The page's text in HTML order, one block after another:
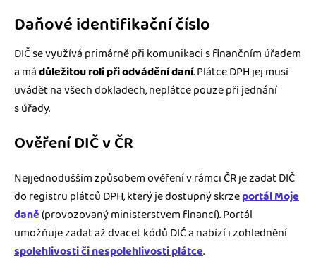
Daňové identifikační číslo
DIČ se využívá primárně při komunikaci s finančním úřadem
a mádůležitou roli při odvádění daní. Plátce DPH jej musí
uvádět na všech dokladech, neplátce pouze při jednání
s úřady.
Ověření DIČ v ČR
Nejjednodušším způsobem ověření v rámci ČR je zadat DIČ
do registru plátců DPH, který je dostupný skrzeportál Moje
daně(provozovaný ministerstvem financí). Portál
umožňuje zadat až dvacet kódů DIČ a nabízí i zohlednění
spolehlivosti či nespolehlivosti plátce.